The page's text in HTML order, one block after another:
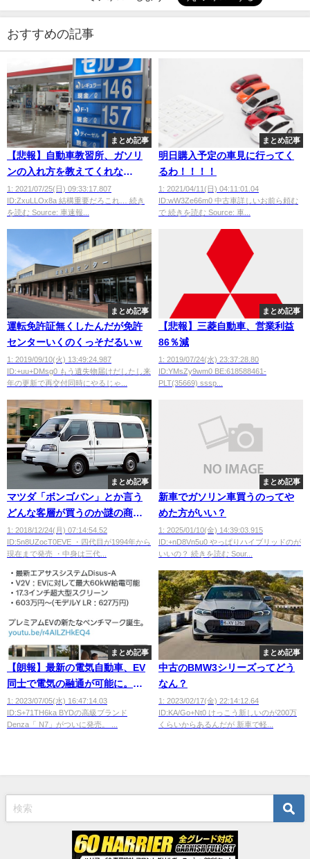
おすすめの記事
まとめ記事
【悲報】自動車教習所、ガソリ
ンの入れ方を教えてくれな
い・・・・
1: 2021/07/25(日) 09:33:17.807
ID:ZxuLLOx8a 結構重要だろこれ… 続き
を読む Source: 車速報...
まとめ記事
明日購入予定の車見に行ってく
るわ！！！！
1: 2021/04/11(日) 04:11:01.04
ID:wW3Ze66m0 中古車詳しいお前ら頼む
で 続きを読む Source: 車...
まとめ記事
運転免許証無くしたんだが免許
センターいくのくっそだるいｗ
1: 2019/09/10(火) 13:49:24.987
ID:+uu+DMsg0 もう遺失物届けだしたし来
年の更新で再交付同時にやるじゃ...
まとめ記事
【悲報】三菱自動車、営業利益
86％減
1: 2019/07/24(水) 23:37:28.80
ID:YMsZy9wm0 BE:618588461-
PLT(35669) sssp...
まとめ記事
マツダ「ボンゴバン」とか言う
どんな客層が買うのか謎の商用
車
wwwwwwwwwwwwwwwwwwww
1: 2018/12/24(月) 07:14:54.52
ID:5n8UZocT0EVE ・四代目が1994年から
現在まで発売 ・中身は三代...
まとめ記事
新車でガソリン車買うのってや
めた方がいい？
1: 2025/01/10(金) 14:39:03.915
ID:+nD8Vn5u0 やっぱりハイブリッドのが
いいの？ 続きを読む Sour...
まとめ記事
【朗報】最新の電気自動車、EV
同士で電気の融通が可能に。最
大出力60kWで、大雪の立ち往生
問題が解決へ
1: 2023/07/05(水) 16:47:14.03
ID:S+71TH6ka BYDの高級ブランド
Denza「 N7」がついに発売。 ...
まとめ記事
中古のBMW3シリーズってどう
なん？
1: 2023/02/17(金) 22:14:12.64
ID:KA/Go+Nt0 けっこう新しいのが200万
くらいからあるんだが 新車で軽...